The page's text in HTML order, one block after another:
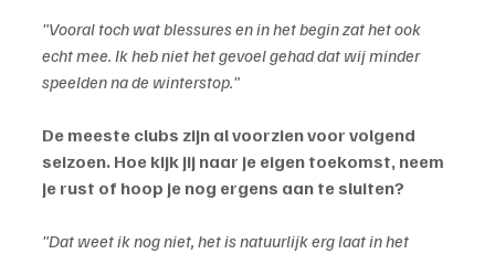
"Vooral toch wat blessures en in het begin zat het ook
echt mee. Ik heb niet het gevoel gehad dat wij minder
speelden na de winterstop."
De meeste clubs zijn al voorzien voor volgend
seizoen. Hoe kijk jij naar je eigen toekomst, neem
je rust of hoop je nog ergens aan te sluiten?
"Dat weet ik nog niet, het is natuurlijk erg laat in het